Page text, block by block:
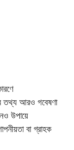
আরও গবেষণা
উপায়ে
বা গ্রাহক